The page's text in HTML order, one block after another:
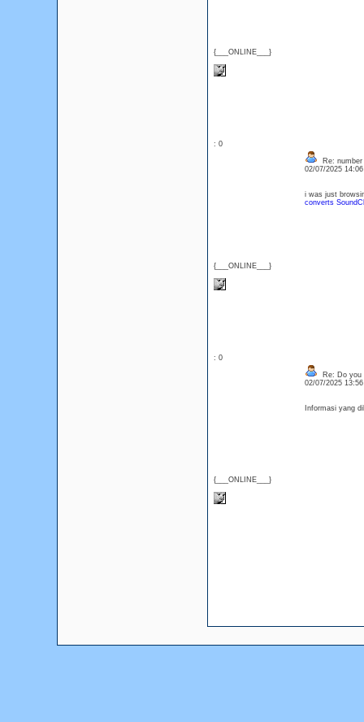
{___ONLINE___}
: 0
{___ONLINE___}
Re: number
02/07/2025
i was just
converts
: 0
{___ONLINE___}
Re: Do you
02/07/2025
Informasi yang